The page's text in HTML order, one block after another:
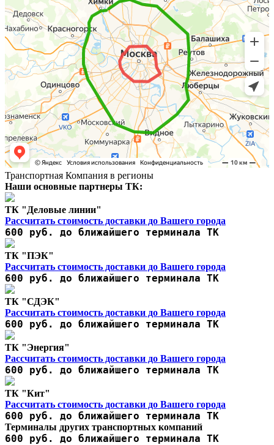
Транспортная Компания в регионы
Наши основные партнеры ТК:
ТК "Деловые линии"
Рассчитать стоимость доставки до Вашего города
600 руб. до ближайшего терминала ТК
ТК "ПЭК"
Рассчитать стоимость доставки до Вашего города
600 руб. до ближайшего терминала ТК
ТК "СДЭК"
Рассчитать стоимость доставки до Вашего города
600 руб. до ближайшего терминала ТК
ТК "Энергия"
Рассчитать стоимость доставки до Вашего города
600 руб. до ближайшего терминала ТК
ТК "Кит"
Рассчитать стоимость доставки до Вашего города
600 руб. до ближайшего терминала ТК
Терминалы других транспортных компаний
600 руб. до ближайшего терминала ТК